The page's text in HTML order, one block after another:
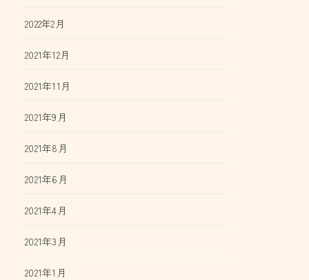
2022年2月
2021年12月
2021年11月
2021年9月
2021年8月
2021年6月
2021年4月
2021年3月
2021年1月